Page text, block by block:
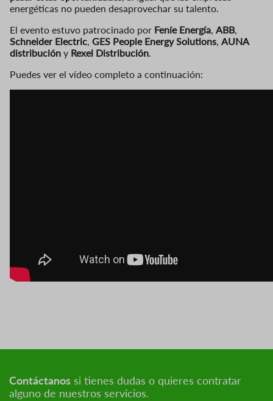
energéticas no pueden desaprovechar su talento.
El evento estuvo patrocinado por Feníe Energía, ABB,
Schneider Electric, GES People Energy Solutions, AUNA
distribución y Rexel Distribución.
Puedes ver el vídeo completo a continuación:
Contáctanos si tienes dudas o quieres contratar
alguno de nuestros servicios.